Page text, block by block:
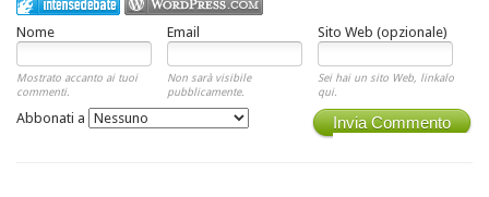
Nome Email Sito Web (opzionale)
Mostrato accanto ai tuoi
commenti.
Non sarà visibile
pubblicamente.
Sei hai un sito Web, linkalo
qui.
Invia Commento
Abbonati a